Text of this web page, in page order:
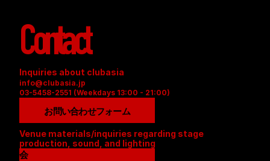
Contact
Inquiries about clubasia
info@clubasia.jp
03-5458-2551 (Weekdays 13:00 - 21:00)
お問い合わせフォーム
Venue materials/inquiries regarding stage
production, sound, and lighting
会